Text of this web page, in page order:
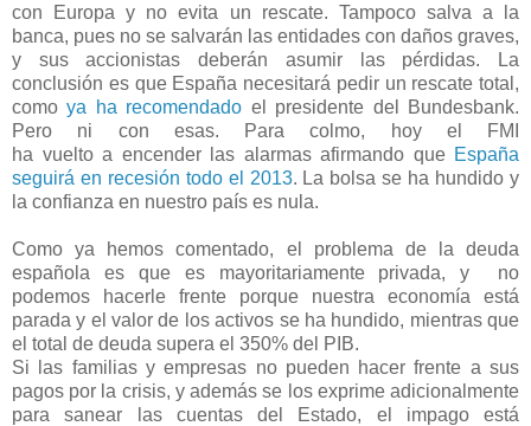
con Europa y no evita un rescate. Tampoco salva a la
banca, pues no se salvarán las entidades con daños graves,
y sus accionistas deberán asumir las pérdidas.
La
conclusión es que España necesitará pedir un rescate total,
comoya ha recomendado el presidente del Bundesbank.
Pero ni con esas.
Para colmo, hoy el FMI
ha vueltoa encenderlas alarmas afirmando que España
seguirá en recesión todo el 2013. La bolsa se ha hundido y
la confianza en nuestro país es nula.
Como ya hemos comentado, el problema de la deuda
española es que es mayoritariamente privada, y no
podemos hacerle frente porque nuestra economía está
parada y el valor de los activos se ha hundido, mientras que
el total de deuda supera el 350% del PIB.
Si las familias y empresas no pueden hacer frente a sus
pagos por la crisis, y además se los exprime adicionalmente
para sanear las cuentas del Estado, el impago está